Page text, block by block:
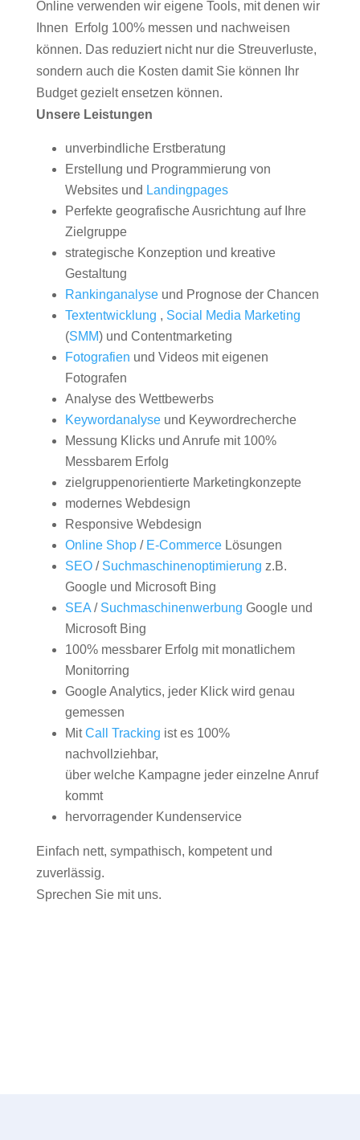
Online verwenden wir eigene Tools, mit denen wir
Ihnen Erfolg 100% messen und nachweisen
können. Das reduziert nicht nur die Streuverluste,
sondern auch die Kosten damit Sie können Ihr
Budget gezielt ensetzen können.
Unsere Leistungen
unverbindliche Erstberatung
Erstellung und Programmierung von
Websites und Landingpages
Perfekte geografische Ausrichtung auf Ihre
Zielgruppe
strategische Konzeption und kreative
Gestaltung
Rankinganalyseund Prognose der Chancen
Textentwicklung , Social Media Marketing
(SMM) und Contentmarketing
Fotografien und Videos mit eigenen
Fotografen
Analyse des Wettbewerbs
Keywordanalyseund Keywordrecherche
Messung Klicks und Anrufe mit 100%
Messbarem Erfolg
zielgruppenorientierte Marketingkonzepte
modernes Webdesign
Responsive Webdesign
Online Shop/ E-CommerceLösungen
SEO/ Suchmaschinenoptimierung z.B.
Google und Microsoft Bing
SEA/ Suchmaschinenwerbung Google und
Microsoft Bing
100% messbarer Erfolg mit monatlichem
Monitorring
Google Analytics, jeder Klick wird genau
gemessen
MitCall Tracking ist es 100%
nachvollziehbar,
über welche Kampagne jeder einzelne Anruf
kommt
hervorragender Kundenservice
Einfach nett, sympathisch, kompetent und
zuverlässig.
Sprechen Sie mit uns.